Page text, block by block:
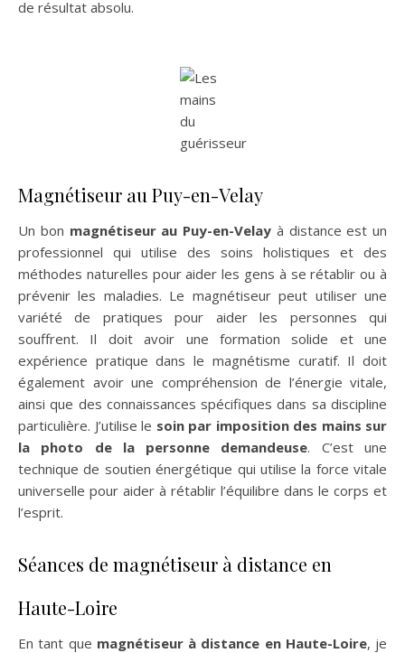
de résultat absolu.
Magnétiseur au Puy-en-Velay
Un bon magnétiseur au Puy-en-Velay à distance est un
professionnel qui utilise des soins holistiques et des
méthodes naturelles pour aider les gens à se rétablir ou à
prévenir les maladies. Le magnétiseur peut utiliser une
variété de pratiques pour aider les personnes qui
souffrent. Il doit avoir une formation solide et une
expérience pratique dans le magnétisme curatif. Il doit
également avoir une compréhension de l’énergie vitale,
ainsi que des connaissances spécifiques dans sa discipline
particulière. J’utilise le soin par imposition des mains sur
la photo de la personne demandeuse. C’est une
technique de soutien énergétique qui utilise la force vitale
universelle pour aider à rétablir l’équilibre dans le corps et
l’esprit.
Séances de magnétiseur à distance en
Haute-Loire
En tant que magnétiseur à distance en Haute-Loire, je